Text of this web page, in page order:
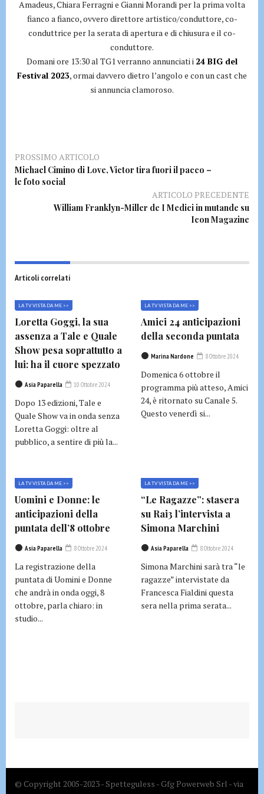
Amadeus, Chiara Ferragni e Gianni Morandi per la prima volta
fianco a fianco, ovvero direttore artistico/conduttore, co-
conduttrice per la serata di apertura e di chiusura e il co-
conduttore.
Domani ore 13:30 al TG1 verranno annunciati i 24 BIG del
Festival 2023, ormai davvero dietro l’angolo e con un cast che
si annuncia clamoroso.
PROSSIMO ARTICOLO
Michael Cimino di Love, Victor tira fuori il pacco –
le foto social
ARTICOLO PRECEDENTE
William Franklyn-Miller de I Medici in mutande su
Icon Magazine
Articoli correlati
LA TV VISTA DA ME >>
Loretta Goggi, la sua
assenza a Tale e Quale
Show pesa soprattutto a
lui: ha il cuore spezzato
Asia Paparella 10 Ottobre 2024
Dopo 13 edizioni, Tale e
Quale Show va in onda senza
Loretta Goggi: oltre al
pubblico, a sentire di più la...
LA TV VISTA DA ME >>
Amici 24 anticipazioni
della seconda puntata
Marina Nardone 8 Ottobre 2024
Domenica 6 ottobre il
programma più atteso, Amici
24, è ritornato su Canale 5.
Questo venerdì si...
LA TV VISTA DA ME >>
Uomini e Donne: le
anticipazioni della
puntata dell’8 ottobre
Asia Paparella 8 Ottobre 2024
La registrazione della
puntata di Uomini e Donne
che andrà in onda oggi, 8
ottobre, parla chiaro: in
studio...
LA TV VISTA DA ME >>
“Le Ragazze”: stasera
su Rai3 l’intervista a
Simona Marchini
Asia Paparella 8 Ottobre 2024
Simona Marchini sarà tra “le
ragazze” intervistate da
Francesca Fialdini questa
sera nella prima serata...
© Copyright 2005-2023 - Spetteguless - Gfg Powerweb Srl - via